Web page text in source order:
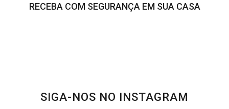
RECEBA COM SEGURANÇA EM SUA CASA
SIGA-NOS NO INSTAGRAM